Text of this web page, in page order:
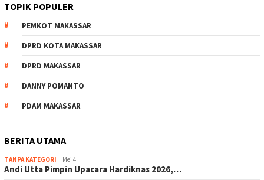
TOPIK POPULER
PEMKOT MAKASSAR
DPRD KOTA MAKASSAR
DPRD MAKASSAR
DANNY POMANTO
PDAM MAKASSAR
BERITA UTAMA
TANPA KATEGORI Mei 4
Andi Utta Pimpin Upacara Hardiknas 2026,…